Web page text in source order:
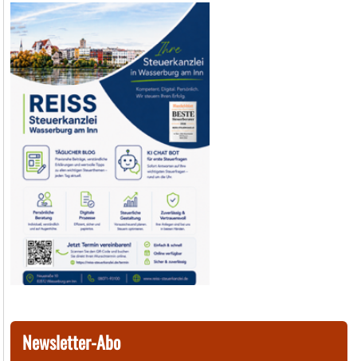
Newsletter-Abo